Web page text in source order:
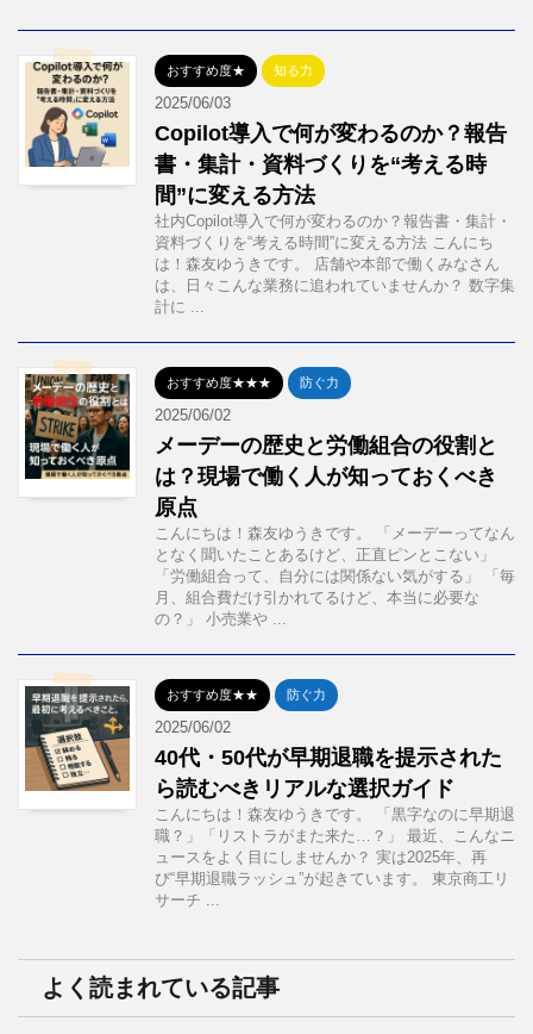
おすすめ度★ 知る力
2025/06/03
Copilot導入で何が変わるのか？報告
書・集計・資料づくりを“考える時
間”に変える方法
社内Copilot導入で何が変わるのか？報告書・集計・
資料づくりを“考える時間”に変える方法 こんにち
は！森友ゆうきです。 店舗や本部で働くみなさん
は、日々こんな業務に追われていませんか？ 数字集
計に ...
おすすめ度★★★ 防ぐ力
2025/06/02
メーデーの歴史と労働組合の役割と
は？現場で働く人が知っておくべき
原点
こんにちは！森友ゆうきです。 「メーデーってなん
となく聞いたことあるけど、正直ピンとこない」
「労働組合って、自分には関係ない気がする」 「毎
月、組合費だけ引かれてるけど、本当に必要な
の？」 小売業や ...
おすすめ度★★ 防ぐ力
2025/06/02
40代・50代が早期退職を提示された
ら読むべきリアルな選択ガイド
こんにちは！森友ゆうきです。 「黒字なのに早期退
職？」「リストラがまた来た…？」 最近、こんなニ
ュースをよく目にしませんか？ 実は2025年、再
び“早期退職ラッシュ”が起きています。 東京商工リ
サーチ ...
よく読まれている記事